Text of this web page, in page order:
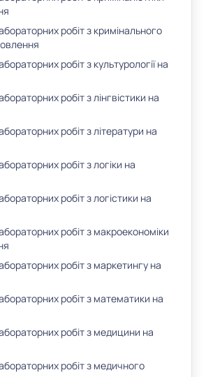
робіт з кримінального
робіт з культурології на
робіт з лінгвістики на
робіт з літератури на
робіт з логіки на
робіт з логістики на
робіт з макроекономіки
робіт з маркетингу на
робіт з математики на
робіт з медицини на
робіт з медичного